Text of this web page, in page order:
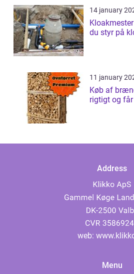
14 january
Kloakmester
du styr på
11 january
Køb af brænde sådan
rigtigt og
Address
web:
Menu